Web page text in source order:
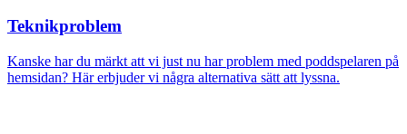
Teknikproblem
Kanske har du märkt att vi just nu har problem med poddspelaren på
hemsidan? Här erbjuder vi några alternativa sätt att lyssna.